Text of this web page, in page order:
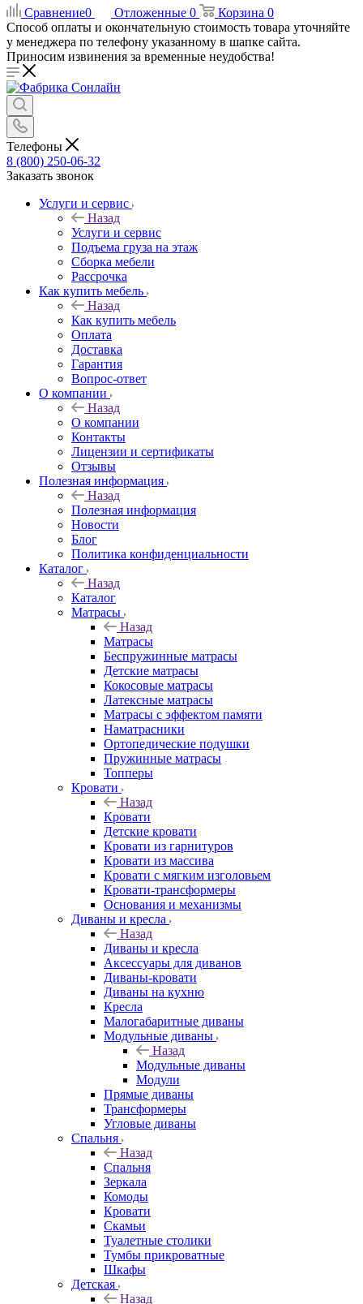
Сравнение0 Отложенные 0 Корзина 0
Способ оплаты и окончательную стоимость товара уточняйте
у менеджера по телефону указанному в шапке сайта.
Приносим извинения за временные неудобства!
Телефоны
8 (800) 250-06-32
Заказать звонок
Услуги и сервис
Назад
Услуги и сервис
Подъема груза на этаж
Сборка мебели
Рассрочка
Как купить мебель
Назад
Как купить мебель
Оплата
Доставка
Гарантия
Вопрос-ответ
О компании
Назад
О компании
Контакты
Лицензии и сертификаты
Отзывы
Полезная информация
Назад
Полезная информация
Новости
Блог
Политика конфиденциальности
Каталог
Назад
Каталог
Матрасы
Назад
Матрасы
Беспружинные матрасы
Детские матрасы
Кокосовые матрасы
Латексные матрасы
Матрасы с эффектом памяти
Наматрасники
Ортопедические подушки
Пружинные матрасы
Топперы
Кровати
Назад
Кровати
Детские кровати
Кровати из гарнитуров
Кровати из массива
Кровати с мягким изголовьем
Кровати-трансформеры
Основания и механизмы
Диваны и кресла
Назад
Диваны и кресла
Аксессуары для диванов
Диваны-кровати
Диваны на кухню
Кресла
Малогабаритные диваны
Модульные диваны
Назад
Модульные диваны
Модули
Прямые диваны
Трансформеры
Угловые диваны
Спальня
Назад
Спальня
Зеркала
Комоды
Кровати
Скамьи
Туалетные столики
Тумбы прикроватные
Шкафы
Детская
Назад